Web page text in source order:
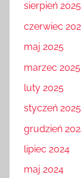
sierpień 2025
czerwiec
maj 2025
marzec 2025
luty 2025
styczeń 2025
grudzień
lipiec 2024
maj 2024